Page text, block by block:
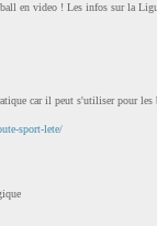
en video ! Les infos sur la
car il peut s'utiliser pour
sport-lete/